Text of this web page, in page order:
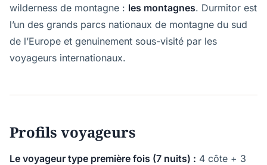
wilderness de montagne : les montagnes. Durmitor est
l’un des grands parcs nationaux de montagne du sud
de l’Europe et genuinement sous-visité par les
voyageurs internationaux.
Profils voyageurs
Le voyageur type première fois (7 nuits) : 4 côte + 3